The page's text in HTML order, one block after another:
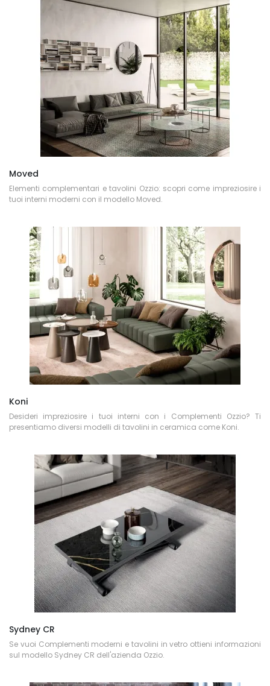
Moved
Elementi complementari e tavolini Ozzio: scopri come impreziosire i
tuoi interni moderni con il modello Moved.
Koni
Desideri impreziosire i tuoi interni con i Complementi Ozzio? Ti
presentiamo diversi modelli di tavolini in ceramica come Koni.
Sydney CR
Se vuoi Complementi moderni e tavolini in vetro ottieni informazioni
sul modello Sydney CR dell'azienda Ozzio.